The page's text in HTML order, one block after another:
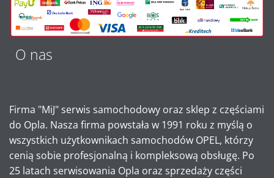
O nas
Firma "MiJ" serwis samochodowy oraz sklep z częściami
do Opla. Nasza firma powstała w 1991 roku z myślą o
wszystkich użytkownikach samochodów OPEL, którzy
cenią sobie profesjonalną i kompleksową obsługę. Po
25 latach serwisowania Opla oraz sprzedaży części